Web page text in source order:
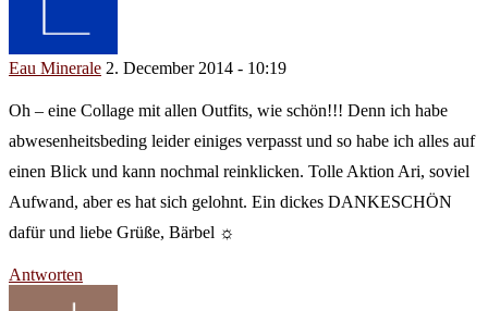
Eau Minerale 2. December 2014 - 10:19
Oh – eine Collage mit allen Outfits, wie schön!!! Denn ich habe
abwesenheitsbeding leider einiges verpasst und so habe ich alles auf
einen Blick und kann nochmal reinklicken. Tolle Aktion Ari, soviel
Aufwand, aber es hat sich gelohnt. Ein dickes DANKESCHÖN
dafür und liebe Grüße, Bärbel ☼
Antworten